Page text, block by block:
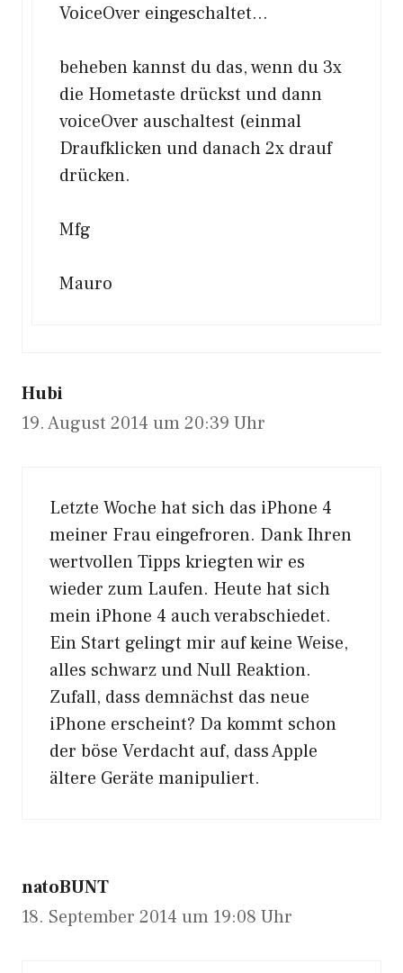
VoiceOver eingeschaltet…
beheben kannst du das, wenn du 3x
die Hometaste drückst und dann
voiceOver auschaltest (einmal
Draufklicken und danach 2x drauf
drücken.
Mfg
Mauro
Hubi
19. August 2014 um 20:39 Uhr
Letzte Woche hat sich das iPhone 4
meiner Frau eingefroren. Dank Ihren
wertvollen Tipps kriegten wir es
wieder zum Laufen. Heute hat sich
mein iPhone 4 auch verabschiedet.
Ein Start gelingt mir auf keine Weise,
alles schwarz und Null Reaktion.
Zufall, dass demnächst das neue
iPhone erscheint? Da kommt schon
der böse Verdacht auf, dass Apple
ältere Geräte manipuliert.
natoBUNT
18. September 2014 um 19:08 Uhr